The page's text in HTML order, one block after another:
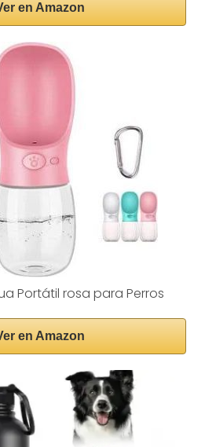
en Amazon
Portátil rosa para Perros
en Amazon